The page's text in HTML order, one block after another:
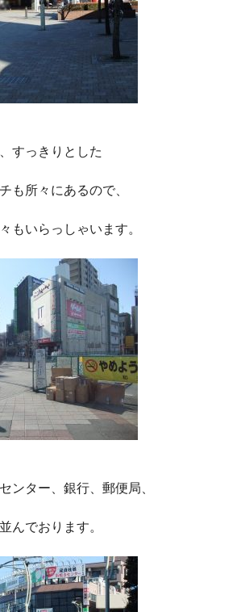
すっきりとした
も所々にあるので、
もいらっしゃいます。
ンター、銀行、郵便局、
んでおります。